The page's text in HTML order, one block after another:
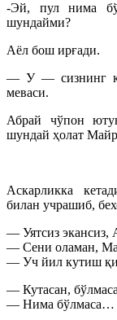
-Эй, пул нима
шундайми?
Аёл бош ирғади.
— У — сизнинг
меваси.
Абрай чўпон
шундай ҳолат
Аскарликка
билан учрашиб,
— Уятсиз экансиз,
— Сени оламан,
— Уч йил кутиш
— Кутасан,
— Нима бўлмаса…